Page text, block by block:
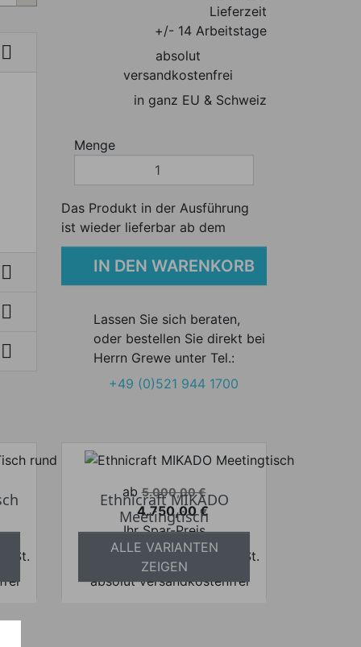




Lieferzeit
+/- 14 Arbeitstage
absolut
versandkostenfrei
in ganz EU & Schweiz
Menge
Das Produkt in der Ausführung
ist wieder lieferbar ab dem
IN DEN WARENKORB
Lassen Sie sich beraten,
oder bestellen Sie direkt bei
Herrn Grewe unter Tel.:
+49 (0)521 944 1700
Verkaufspreis
ab 5.000,00 €
Preis
4.750,00 €
Ihr Spar-Preis
Preise inkl. ges. MwSt.
absolut versandkostenfrei
Ethnicraft MIKADO
Meetingtisch
ALLE VARIANTEN
ZEIGEN